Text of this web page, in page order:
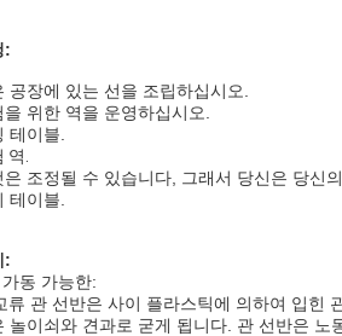
:
공장에 있는 선을 조립하십시오.
을 위한 역을 운영하십시오.
테이블.
역.
은 조정될 수 있습니다, 그래서 당신은 당신
테이블.
:
동 가능한:
류 관 선반은 사이 플라스틱에 의하여 입힌
놀이쇠와 견과로 굳게 됩니다. 관 선반은 노